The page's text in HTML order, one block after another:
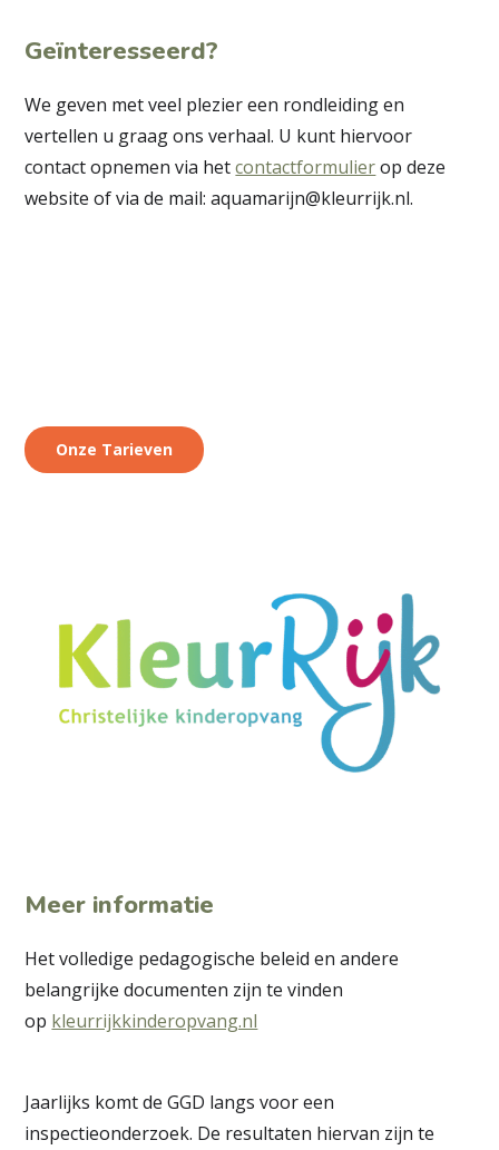
Geïnteresseerd?
We geven met veel plezier een rondleiding en
vertellen u graag ons verhaal. U kunt hiervoor
contact opnemen via hetcontactformulierop deze
website of via de mail:aquamarijn@kleurrijk.nl.
Onze Tarieven
Meer informatie
Het volledige pedagogische beleid en andere
belangrijke documenten zijn te vinden
op kleurrijkkinderopvang.nl
Jaarlijks komt de GGD langs voor een
inspectieonderzoek. De resultaten hiervan zijn te